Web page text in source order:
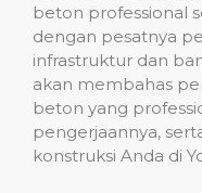
beton professional
dengan pesatnya
infrastruktur dan
akan membahas
beton yang
pengerjaannya,
konstruksi Anda di